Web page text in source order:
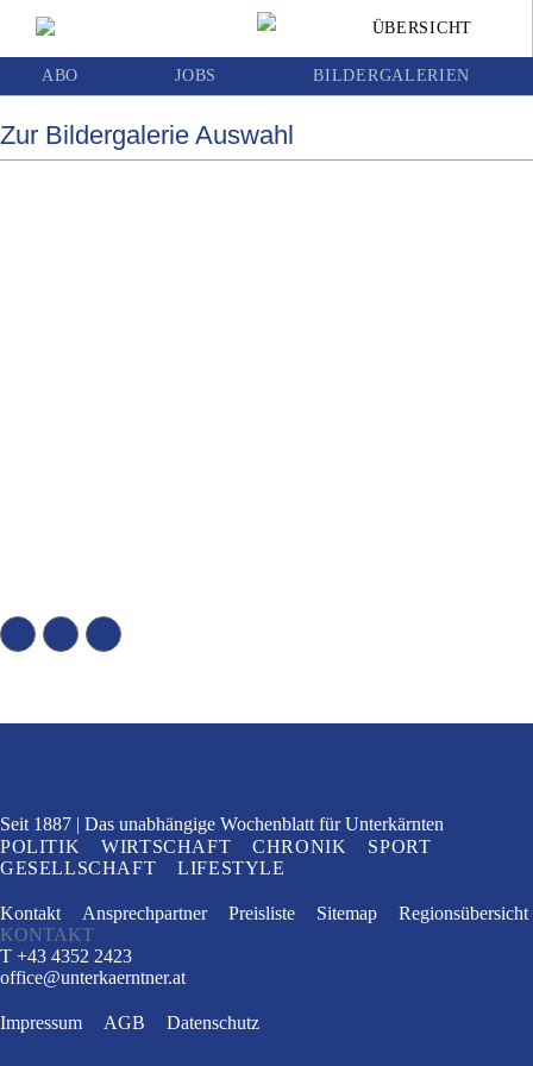
ÜBERSICHT
ABO JOBS BILDERGALERIEN
Bei Schmid-Debüt verliert der WAC gegen
Zur Bildergalerie Auswahl
Seit 1887 Das unabhängige Wochenblatt für Unterkärnten
POLITIK
WIRTSCHAFT CHRONIK
SPORT
GESELLSCHAFT
LIFESTYLE
Kontakt Ansprechpartner Preisliste Sitemap
Regionsübersicht
KONTAKT
T +43 4352 2423
office@unterkaerntner.at
Impressum AGB Datenschutz